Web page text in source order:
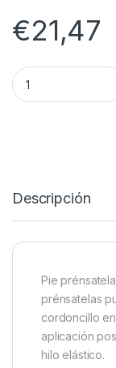
€21,47
PIE
Descripción
Pie
prénsatelas
cordoncillo
aplicación
hilo elástico.